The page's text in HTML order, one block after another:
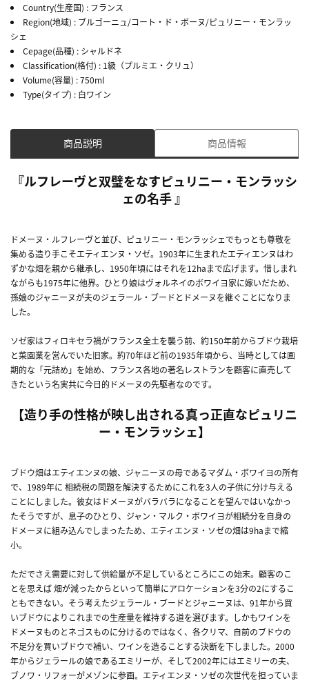
Country(生産国) : フランス
Region(地域) : ブルゴーニュ/コート・ド・ボーヌ/ピュリニー・モンラッ
シェ
Cepage(品種) : シャルドネ
Classification(格付) : 1級（プルミエ・クリュ）
Volume(容量) : 750ml
Type(タイプ) : 白ワイン
商品説明 商品情報
『ルフレーヴと双璧をなすピュリニー・モンラッシ
ェの名手 』
ドメーヌ・ルフレーヴと並び、ピュリニー・モンラッシェでもっとも尊敬を
集める造り手こそエティエンヌ・ソゼ。1903年に生まれたエティエンヌはわ
ずかな畑を親から継承し、1950年頃にはそれを12haまで広げます。惜しまれ
ながらも1975年に他界。ひとり娘はヴォルネイのボワイヨ家に嫁いだため、
孫娘のジャニーヌが夫のジェラール・ブードとドメーヌを継ぐことになりま
した。
ソゼ家はフィロキセラ禍がフランス全土を襲う前、約150年前からブドウ栽培
と菜園業を営んでいた旧家。約70年ほど前の1935年頃から、当時としては画
期的な「元詰め」を始め、フランス各地の著名レストランを顧客に直売して
きたという名実共に今日的ドメーヌの先駆者なのです。
【造り手の性格が映し出される真っ正直なピュリニ
ー・モンラッシェ】
ブドウ畑はエティエンヌの娘、ジャニーヌの母であるマダム・ボワイヨの所有
で、1989年に 相続税の問題を解決するためにこれを3人の子供に分け与える
ことにしました。彼女はドメーヌがバラバラになることを望んではいなかっ
たそうですが、息子のひとり、ジャン・マルク・ボワイヨが相続分を自身の
ドメーヌに組み込んでしまったため、エティエンヌ・ソゼの畑は9haまで縮
小。
ただでさえ需要に対して供給量が不足しているところにこの始末。顧客のこ
とを思えば 畑が減ったからといって簡単にアロケーションを3分の2にするこ
ともできない。そう考えたジェラール・ブードとジャニーヌは、91年から買
いブドウによりこれまでの生産量を維持する道を選びます。しかもワインを
ドメーヌものとネゴスものに分けるのではなく、各クリマ、自前のブドウの
不足分を買いブドウで補い、ワインを造ることする決断を下しました。2000
年からジェラールの娘であるエミリーが、そして2002年にはエミリーの夫、
ブノワ・リフォーがメゾンに参画。エティエンヌ・ソゼの次世代を担っていま